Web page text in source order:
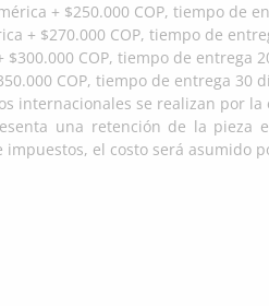
+ $250.000 COP, tiempo de
+ $270.000 COP, tiempo de
$300.000 COP, tiempo de entrega
COP, tiempo de entrega 30
internacionales se realizan por la
una retención de la pieza
impuestos, el costo será asumido